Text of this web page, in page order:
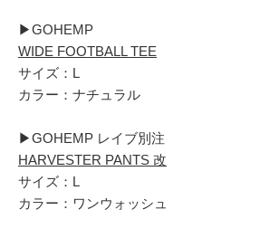
▶︎GOHEMP
WIDE FOOTBALL TEE
サイズ：L
カラー：ナチュラル
▶︎GOHEMP レイブ別注
HARVESTER PANTS 改
サイズ：L
カラー：ワンウォッシュ